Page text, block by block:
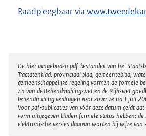
Raadpleegbaar via E
r
n
e
l
i
n
Disclaimer
De hier aangeboden pdf-bestanden van het
Tractatenblad, provinciaal blad, gemeenteblad,
gemeenschappelijke regeling vormen de formele
zin van de Bekendmakingswet en de Rijkswet
bekendmaking verdragen voor zover ze na 1 juli
Voor pdf-publicaties van vóór deze datum geldt dat
vorm uitgegeven bladen formele status hebben; de
elektronische versies daarvan worden bij wijze van